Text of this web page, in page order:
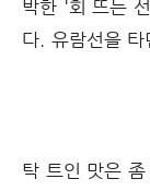
박한 '회 뜨는
다. 유람선을
탁 트인 맛은